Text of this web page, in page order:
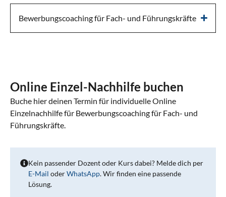
Bewerbungscoaching für Fach- und Führungskräfte
Online Einzel-Nachhilfe buchen
Buche hier deinen Termin für individuelle Online
Einzelnachhilfe für Bewerbungscoaching für Fach- und
Führungskräfte.
Kein passender Dozent oder Kurs dabei? Melde dich per
E-Mail oderWhatsApp. Wir finden eine passende
Lösung.